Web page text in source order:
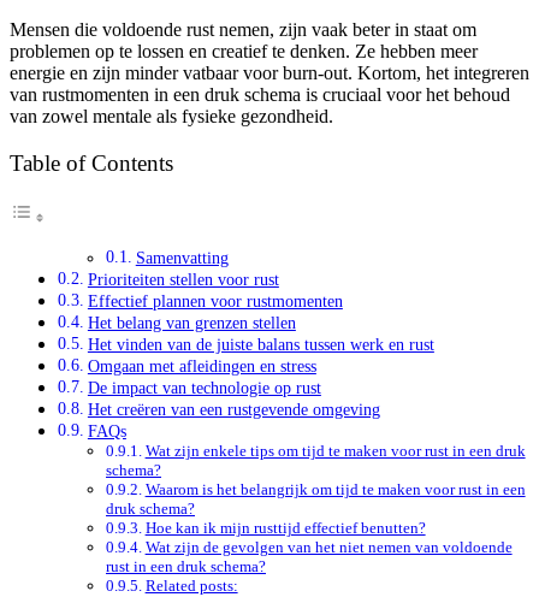
Mensen die voldoende rust nemen, zijn vaak beter in staat om
problemen op te lossen en creatief te denken. Ze hebben meer
energie en zijn minder vatbaar voor burn-out. Kortom, het integreren
van rustmomenten in een druk schema is cruciaal voor het behoud
van zowel mentale als fysieke gezondheid.
Table of Contents
Samenvatting
Prioriteiten stellen voor rust
Effectief plannen voor rustmomenten
Het belang van grenzen stellen
Het vinden van de juiste balans tussen werk en rust
Omgaan met afleidingen en stress
De impact van technologie op rust
Het creëren van een rustgevende omgeving
FAQs
Wat zijn enkele tips om tijd te maken voor rust in een druk
schema?
Waarom is het belangrijk om tijd te maken voor rust in een
druk schema?
Hoe kan ik mijn rusttijd effectief benutten?
Wat zijn de gevolgen van het niet nemen van voldoende
rust in een druk schema?
Related posts: